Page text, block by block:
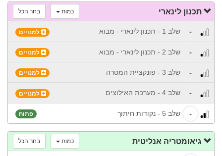
בחר הכל כמות תכנון לינארי
- שלב 1 - תכנון לינארי - מבוא למנויים
- שלב 2 - תכנון לינארי - מבוא למנויים
- שלב 3 - פונקציית המטרה למנויים
- שלב 4 - מערכת האילוצים למנויים
- שלב 5 - נקודות חיתוך פתוח
בחר הכל כמות גיאומטריה אנליטית